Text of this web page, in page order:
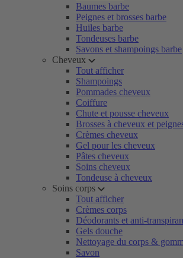
Baumes barbe
Peignes et brosses barbe
Huiles barbe
Tondeuses barbe
Savons et shampoings barbe
Cheveux
Tout afficher
Shampoings
Pommades cheveux
Coiffure
Chute et pousse cheveux
Brosses à cheveux et
Crèmes cheveux
Gel pour les cheveux
Pâtes cheveux
Soins cheveux
Tondeuse à cheveux
Soins corps
Tout afficher
Crèmes corps
Déodorants et anti-
Gels douche
Nettoyage du corps &
Savon